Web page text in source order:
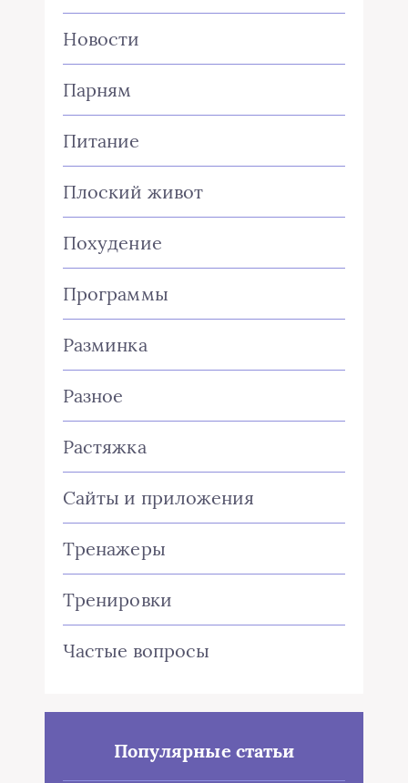
Новости
Парням
Питание
Плоский живот
Похудение
Программы
Разминка
Разное
Растяжка
Сайты и приложения
Тренажеры
Тренировки
Частые вопросы
Популярные статьи